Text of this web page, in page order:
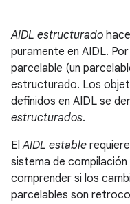
AIDL estructurado
puramente en AIDL.
parcelable (un
estructurado. Los
definidos en AIDL se
estructurados.
ElAIDL estable
sistema de
comprender si los
parcelables son